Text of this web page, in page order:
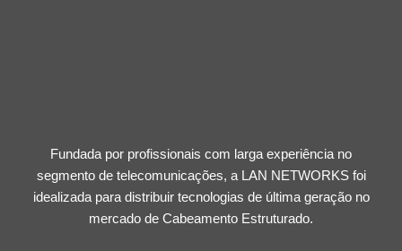
Fundada por profissionais com larga experiência no
segmento de telecomunicações, a LAN NETWORKS foi
idealizada para distribuir tecnologias de última geração no
mercado de Cabeamento Estruturado.